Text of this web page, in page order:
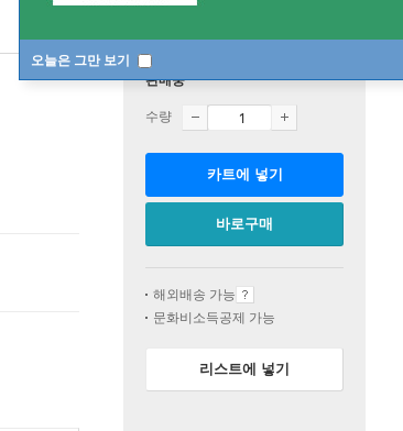
오늘은 그만 보기
판매중
수량
카트에 넣기
바로구매
해외배송 가능
문화비소득공제 가능
리스트에 넣기